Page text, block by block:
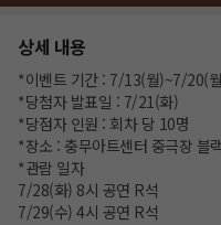
상세 내용
*이벤트 기간 : 7/13(월)~7/20(
*당첨자 발표일 : 7/21(화)
*당점자 인원 : 회차 당 10명
*장소 : 충무아트센터 중극장 블랙
*관람 일자
7/28(화) 8시 공연 R석
7/29(수) 4시 공연 R석